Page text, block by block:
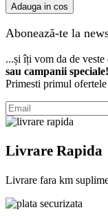
Adauga in cos
Abonează-te la
...și îți vom da de veste
sau campanii speciale!
Primesti primul ofertele
Livrare Rapida
Livrare fara km